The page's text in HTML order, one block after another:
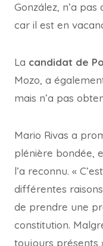
González, n’a pas
car il est en
La candidat de
Mozo, a
mais n’a pas
Mario Rivas a
plénière bondée,
l’a reconnu. « C’est
différentes
de prendre une
constitution.
toujours présents